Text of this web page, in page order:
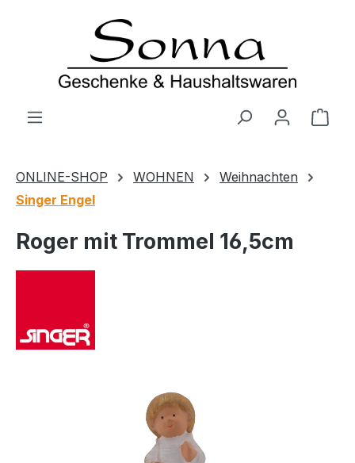
Zum Hauptinhalt springen
ONLINE-SHOP WOHNEN
Weihnachten
Singer Engel
Roger mit Trommel 16,5cm